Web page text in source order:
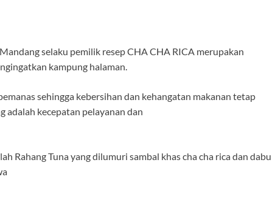
selaku pemilik resep CHA CHA RICA merupakan
kampung halaman.
sehingga kebersihan dan kehangatan makanan tetap
adalah kecepatan pelayanan dan
Rahang Tuna yang dilumuri sambal khas cha cha rica dan dabu